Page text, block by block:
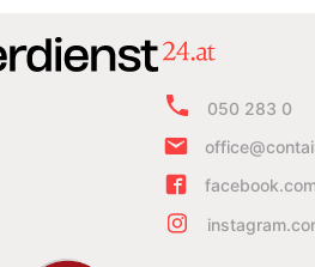
050 283 0